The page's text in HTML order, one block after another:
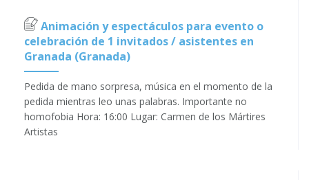
Animación y espectáculos para evento o
celebración de 1 invitados / asistentes en
Granada (Granada)
Pedida de mano sorpresa, música en el momento de la
pedida mientras leo unas palabras. Importante no
homofobia Hora: 16:00 Lugar: Carmen de los Mártires
Artistas